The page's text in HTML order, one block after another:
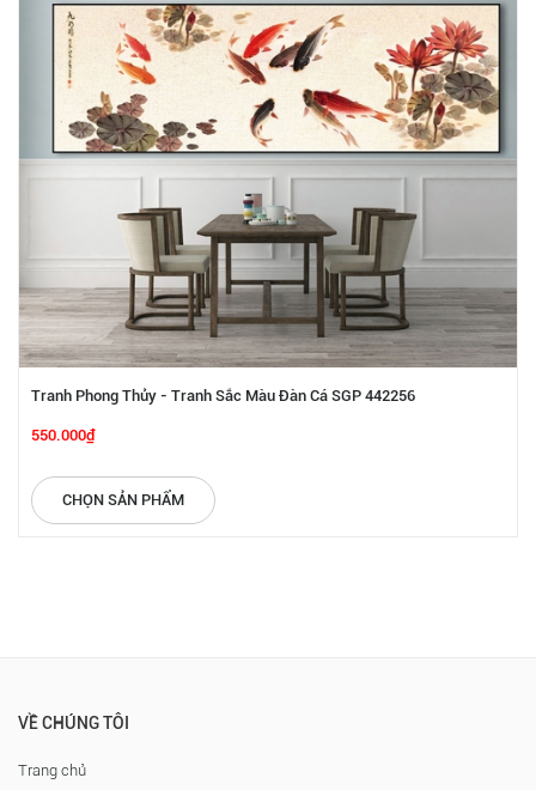
Tranh Phong Thủy - Tranh Sắc Màu Đàn Cá SGP 442256
550.000₫
CHỌN SẢN PHẨM
VỀ CHÚNG TÔI
Trang chủ